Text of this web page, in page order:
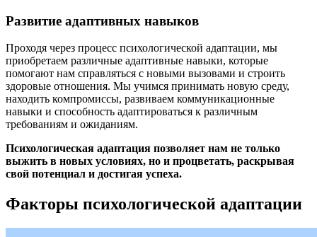
Развитие адаптивных навыков
Проходя через процесс психологической адаптации, мы
приобретаем различные адаптивные навыки, которые
помогают нам справляться с новыми вызовами и строить
здоровые отношения. Мы учимся принимать новую среду,
находить компромиссы, развиваем коммуникационные
навыки и способность адаптироваться к различным
требованиям и ожиданиям.
Психологическая адаптация позволяет нам не только
выжить в новых условиях, но и процветать, раскрывая
свой потенциал и достигая успеха.
Факторы психологической адаптации